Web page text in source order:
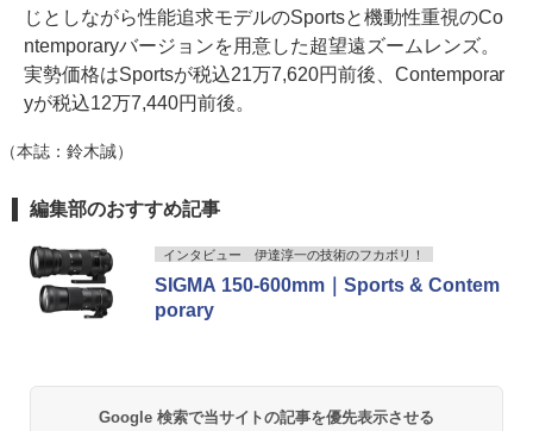
じとしながら性能追求モデルのSportsと機動性重視のCo
ntemporaryバージョンを用意した超望遠ズームレンズ。
実勢価格はSportsが税込21万7,620円前後、Contemporar
yが税込12万7,440円前後。
（本誌：鈴木誠）
編集部のおすすめ記事
インタビュー 伊達淳一の技術のフカボリ！
SIGMA 150-600mm｜Sports & Contem
porary
Google 検索で当サイトの記事を優先表示させる